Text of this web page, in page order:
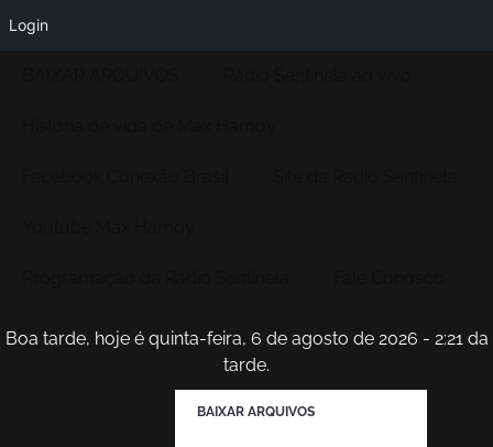
Boa tarde, hoje é quinta-feira, 6 de agosto de 2026 - 2:21 da
tarde.
BAIXAR ARQUIVOS
Login